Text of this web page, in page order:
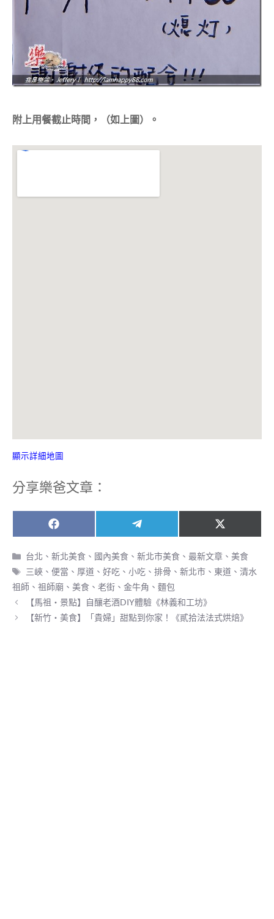
附上用餐截止時間，（如上圖）。
顯示詳細地圖
分享樂爸文章：
Share
on
F
a
c
e
b
o
o
k
Share
on
e
l
e
g
r
a
m
Share
on
X
(
w
i
r
分
類
台北、新北美食 、 國內美食 、新北市美食 、最新文章 、美食
標
籤
三峽 、便當 、 厚道 、好吃 、小吃 、排骨 、新北市 、 東道 、清水
祖師 、 祖師廟 、 美食 、 老街 、 金牛角 、 麵包
【馬祖‧景點】自釀老酒DIY體驗《林義和工坊》
【新竹‧美食】「貴婦」甜點到你家！《貳拾法法式烘焙》